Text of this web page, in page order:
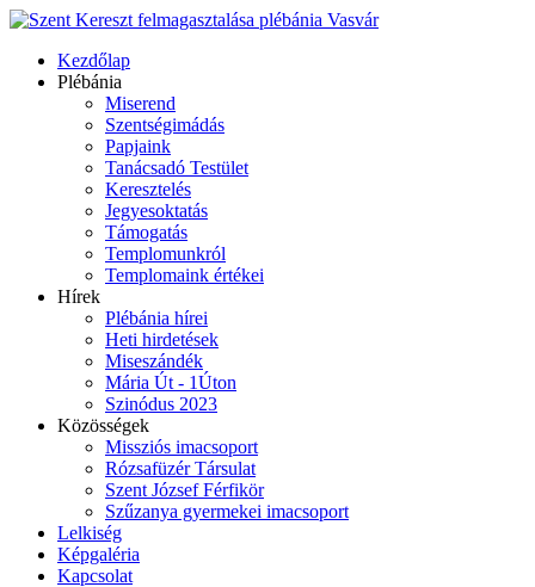
Kezdőlap
Plébánia
Miserend
Szentségimádás
Papjaink
Tanácsadó Testület
Keresztelés
Jegyesoktatás
Támogatás
Templomunkról
Templomaink értékei
Hírek
Plébánia hírei
Heti hirdetések
Miseszándék
Mária Út - 1Úton
Szinódus 2023
Közösségek
Missziós imacsoport
Rózsafüzér Társulat
Szent József Férfikör
Szűzanya gyermekei imacsoport
Lelkiség
Képgaléria
Kapcsolat